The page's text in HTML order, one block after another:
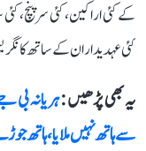
کے کئی اراکین، کئی سرپنچ،
کئی عہدیداران کے ساتھ
یہ بھی پڑھیں :ہریانہ بی
سے ہاتھ نہیں ملایا، ہاتھ